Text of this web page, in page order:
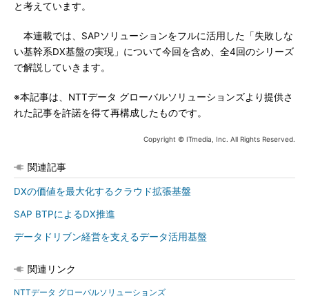
と考えています。
本連載では、SAPソリューションをフルに活用した「失敗しな
い基幹系DX基盤の実現」について今回を含め、全4回のシリーズ
で解説していきます。
※本記事は、NTTデータ グローバルソリューションズより提供さ
れた記事を許諾を得て再構成したものです。
Copyright © ITmedia, Inc. All Rights Reserved.
関連記事
DXの価値を最大化するクラウド拡張基盤
SAP BTPによるDX推進
データドリブン経営を支えるデータ活用基盤
関連リンク
NTTデータ グローバルソリューションズ